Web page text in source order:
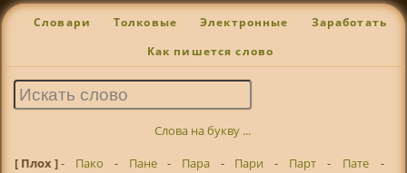
Словари Толковые Электронные Заработать
Как пишется слово
Слова на букву ...
[ Плох ]- Пако - Пане - Пара - Пари - Парт - Пате
-